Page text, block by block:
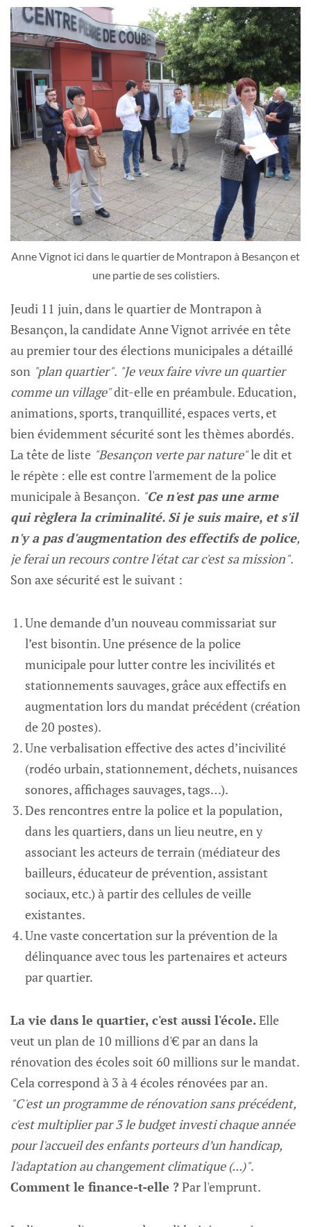
Anne Vignot ici dans le quartier de Montrapon à Besançon et
une partie de ses colistiers.
Jeudi 11 juin, dans le quartier de Montrapon à
Besançon, la candidate Anne Vignot arrivée en tête
au premier tour des élections municipales a détaillé
son "plan quartier". "Je veux faire vivre un quartier
comme un village"dit-elle en préambule. Education,
animations, sports, tranquillité, espaces verts, et
bien évidemment sécurité sont les thèmes abordés.‌‌
La tête de liste "Besançon verte par nature"le dit et
le répète : elle est contre l'armement de la police
municipale à Besançon. "Ce n'est pas une arme
qui règlera la criminalité. Si je suis maire, et s'il
n'y a pas d'augmentation des effectifs de police,
je ferai un recours contre l'état car c'est sa mission".
Son axe sécurité est le suivant :
Une demande d’un nouveau commissariat sur
l’est bisontin. Une présence de la police
municipale pour lutter contre les incivilités et
stationnements sauvages, grâce aux effectifs en
augmentation lors du mandat précédent (création
de 20 postes).
Une verbalisation effective des actes d’incivilité
(rodéo urbain, stationnement, déchets, nuisances
sonores, affichages sauvages, tags…).
Des rencontres entre la police et la population,
dans les quartiers, dans un lieu neutre, en y
associant les acteurs de terrain (médiateur des
bailleurs, éducateur de prévention, assistant
sociaux, etc.) à partir des cellules de veille
existantes.
Une vaste concertation sur la prévention de la
délinquance avec tous les partenaires et acteurs
par quartier.
La vie dans le quartier, c'est aussi l'école.Elle
veut un plan de 10 millions d'€ par an dans la
rénovation des écoles soit 60 millions sur le mandat.
Cela correspond à 3 à 4 écoles rénovées par an.
"C'est un programme de rénovation sans précédent,
c'est multiplier par 3 le budget investi chaque année
pour l'accueil des enfants porteurs d’un handicap,
l'adaptation au changement climatique (...)".
Comment le finance-t-elle ?Par l'emprunt.‌‌